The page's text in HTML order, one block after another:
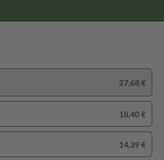
27,68 €
18,40 €
14,39 €